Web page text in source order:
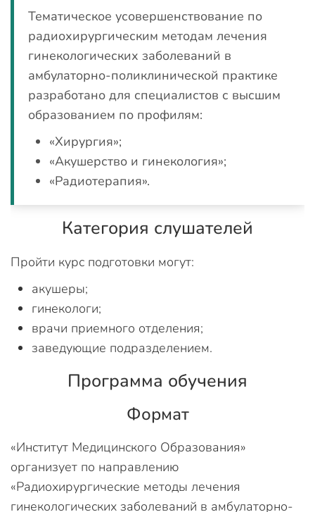
Тематическое усовершенствование по
радиохирургическим методам лечения
гинекологических заболеваний в
амбулаторно-поликлинической практике
разработано для специалистов с высшим
образованием по профилям:
«Хирургия»;
«Акушерство и гинекология»;
«Радиотерапия».
Категория слушателей
Пройти курс подготовки могут:
акушеры;
гинекологи;
врачи приемного отделения;
заведующие подразделением.
Программа обучения
Формат
«Институт Медицинского Образования»
организует по направлению
«Радиохирургические методы лечения
гинекологических заболеваний в амбулаторно-